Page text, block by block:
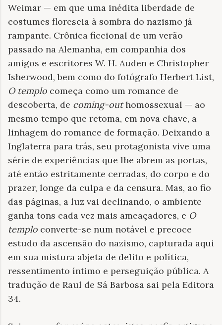
Weimar — em que uma inédita liberdade de
costumes florescia à sombra do nazismo já
rampante. Crônica ficcional de um verão
passado na Alemanha, em companhia dos
amigos e escritores W. H. Auden e Christopher
Isherwood, bem como do fotógrafo Herbert List,
O templo começa como um romance de
descoberta, de coming-outhomossexual — ao
mesmo tempo que retoma, em nova chave, a
linhagem do romance de formação. Deixando a
Inglaterra para trás, seu protagonista vive uma
série de experiências que lhe abrem as portas,
até então estritamente cerradas, do corpo e do
prazer, longe da culpa e da censura. Mas, ao fio
das páginas, a luz vai declinando, o ambiente
ganha tons cada vez mais ameaçadores, e O
templo converte-se num notável e precoce
estudo da ascensão do nazismo, capturada aqui
em sua mistura abjeta de delito e política,
ressentimento íntimo e perseguição pública. A
tradução de Raul de Sá Barbosa sai pela Editora
34.